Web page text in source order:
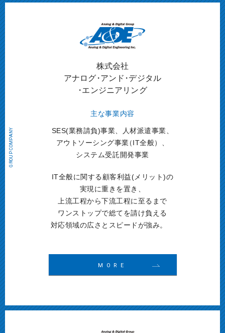
株式会社
アナログ・アンド・デジタル
・エンジニアリング
主な事業内容
SES(業務請負)事業、人材派遣事業、
アウトソーシング事業（IT全般）、
システム受託開発事業
IT全般に関する顧客利益(メリット)の
実現に重きを置き、
上流工程から下流工程に至るまで
ワンストップで総てを請け負える
対応領域の広さとスピードが強み。
MORE